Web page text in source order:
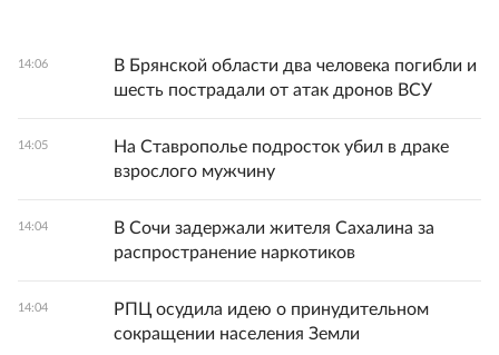
14:06
В Брянской области два человека погибли и
шесть пострадали от атак дронов ВСУ
14:05
На Ставрополье подросток убил в драке
взрослого мужчину
14:04
В Сочи задержали жителя Сахалина за
распространение наркотиков
14:04
РПЦ осудила идею о принудительном
сокращении населения Земли